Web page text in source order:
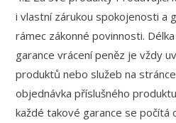
i vlastní zárukou spokojenosti a
rámec zákonné povinnosti.
garance vrácení peněz je vždy
produktů nebo služeb na
objednávka příslušného
každé takové garance se počítá